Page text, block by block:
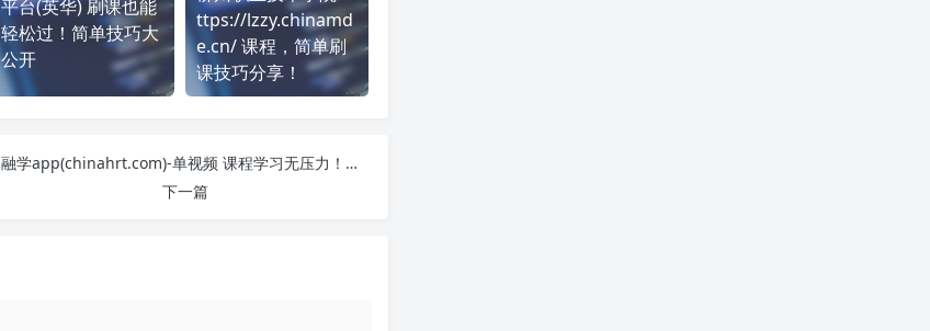
平台(英华) 刷课也能
轻松过！简单技巧大
公开
ttps://lzzy.chinamd
e.cn/ 课程，简单刷
课技巧分享！
融学app(chinahrt.com)-单视频 课程学习无压力！教你高效刷题技巧
下一篇